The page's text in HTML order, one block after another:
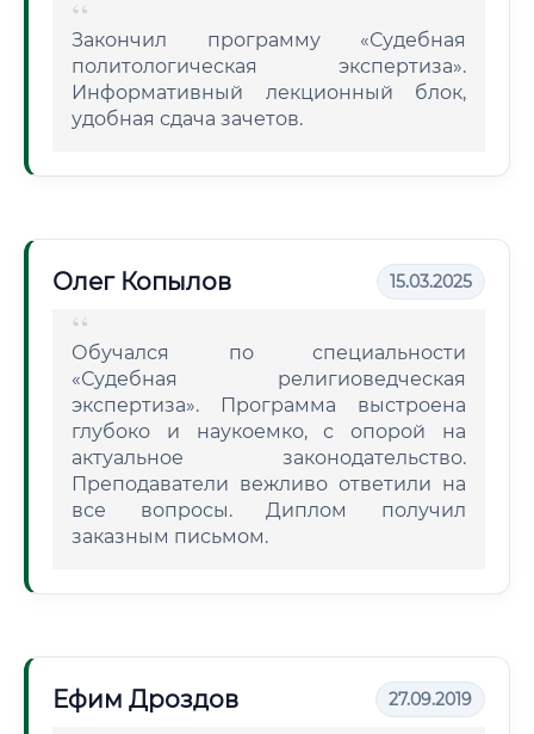
Закончил программу «Судебная
политологическая экспертиза».
Информативный лекционный блок,
удобная сдача зачетов.
Олег Копылов 15.03.2025
Обучался по специальности
«Судебная религиоведческая
экспертиза». Программа выстроена
глубоко и наукоемко, с опорой на
актуальное законодательство.
Преподаватели вежливо ответили на
все вопросы. Диплом получил
заказным письмом.
Ефим Дроздов 27.09.2019